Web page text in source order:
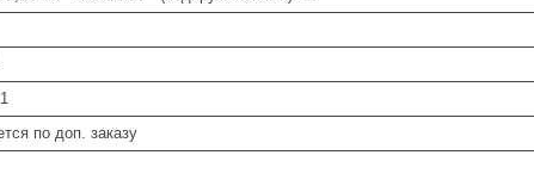
по доп. заказу